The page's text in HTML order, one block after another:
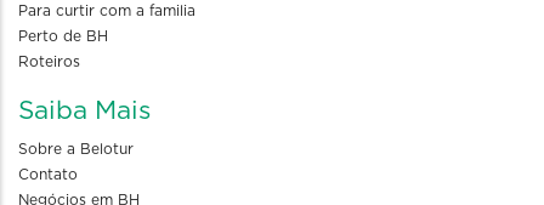
Para curtir com a familia
Perto de BH
Roteiros
Saiba Mais
Sobre a Belotur
Contato
Negócios em BH